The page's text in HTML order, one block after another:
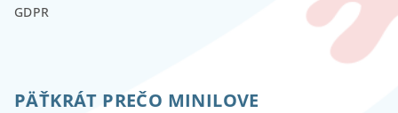
GDPR
PÄŤKRÁT PREČO MINILOVE